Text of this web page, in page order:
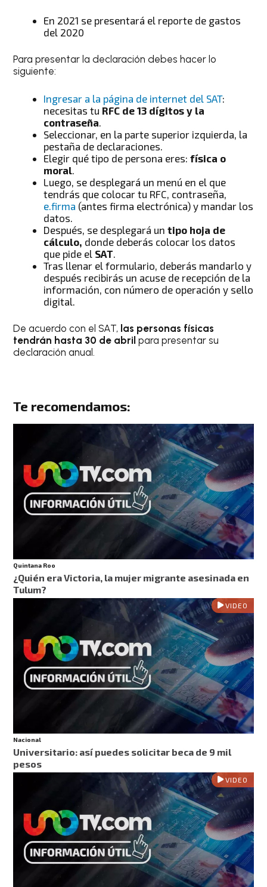
En 2021 se presentará el reporte de gastos
del 2020
Para presentar la declaración debes hacer lo
siguiente:
Ingresar a la página de internet del SAT:
necesitas tuRFC de 13 dígitos y la
contraseña
Seleccionar, en la parte superior izquierda, la
pestaña de declaraciones.
Elegir qué tipo de persona eres:física o
moral
Luego, se desplegará un menú en el que
tendrás que colocar tu RFC, contraseña,
e.firma (antes firma electrónica) y mandar los
datos.
Después, se desplegará untipo hoja de
cálculo, donde deberás colocar los datos
que pide el SAT
Tras llenar el formulario, deberás mandarlo y
después recibirás un acuse de recepción de la
información, con número de operación y sello
digital.
De acuerdo con el SAT, las personas físicas
tendrán hasta 30 de abril para presentar su
declaración anual.
Te recomendamos:
Quintana Roo
¿Quién era Victoria, la mujer migrante asesinada en
Tulum?
VIDEO
Nacional
Universitario: así puedes solicitar beca de 9 mil
pesos
VIDEO